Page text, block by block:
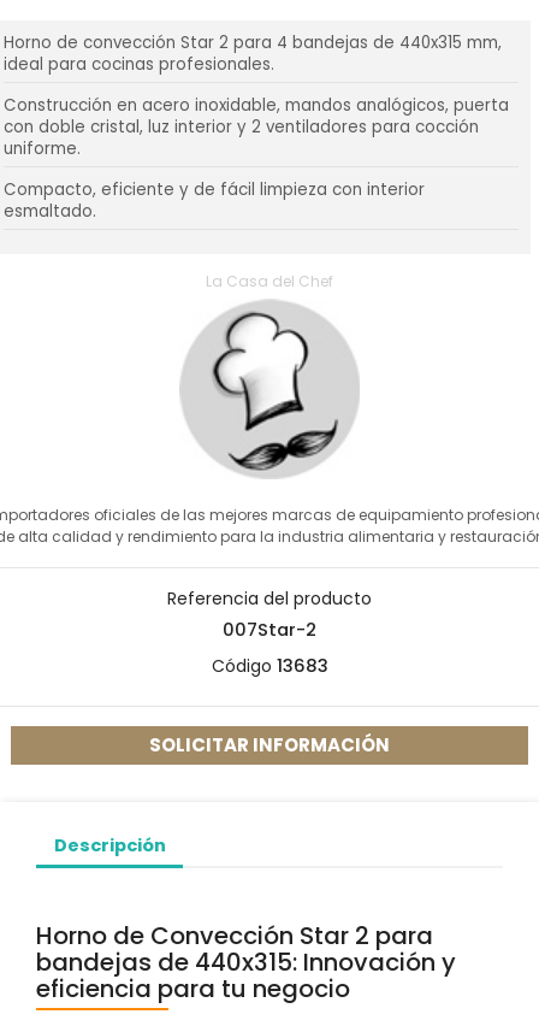
Horno de convección Star 2 para 4 bandejas de 440x315 mm,
ideal para cocinas profesionales.
Construcción en acero inoxidable, mandos analógicos, puerta
con doble cristal, luz interior y 2 ventiladores para cocción
uniforme.
Compacto, eficiente y de fácil limpieza con interior
esmaltado.
La Casa del Chef
oficiales de las mejores marcas de equipamiento
alta calidad y rendimiento para la industria alimentaria y
Referencia del producto
007Star-2
Código 13683
SOLICITAR INFORMACIÓN
Descripción
Horno de Convección Star 2 para
bandejas de 440x315: Innovación y
eficiencia para tu negocio